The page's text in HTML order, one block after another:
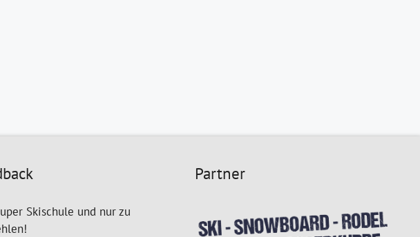
Skischule und nur zu
Partner